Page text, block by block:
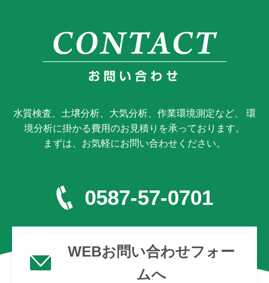
水質検査、土壌分析、大気分析、作業環境測定など、 環
境分析に掛かる費用のお見積りを承っております。
まずは、お気軽にお問い合わせください。
0587-57-0701
WEBお問い合わせフォー
ムへ